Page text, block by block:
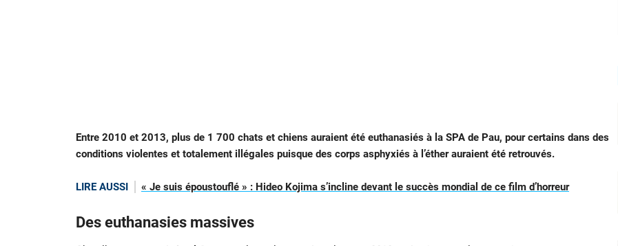
Entre 2010 et 2013, plus de 1 700 chats et chiens auraient été euthanasiés à la SPA de Pau, pour certains dans des
conditions violentes et totalement illégales puisque des corps asphyxiés à l’éther auraient été retrouvés.
LIRE AUSSI « Je suis époustouflé » : Hideo Kojima s’incline devant le succès mondial de ce film d’horreur
Des euthanasies massives